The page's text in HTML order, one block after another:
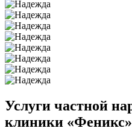
Услуги частной
клиники «Феникс»